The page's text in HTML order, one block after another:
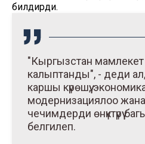
билдирди.
"Кыргызстан мамлекет
калыптанды", - деди
каршы күрөшүү,
модернизациялоо
чечимдерди өнүктүрүү
белгилеп.